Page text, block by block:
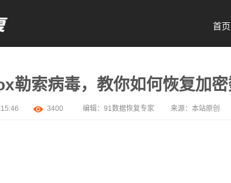
首页
勒索病毒，教你如何恢复加
3400 编辑： 91数据恢复专家 来源： 本站原创